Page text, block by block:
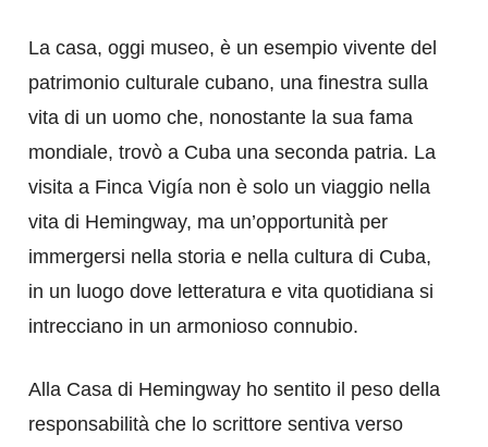
La casa, oggi museo, è un esempio vivente del
patrimonio culturale cubano, una finestra sulla
vita di un uomo che, nonostante la sua fama
mondiale, trovò a Cuba una seconda patria. La
visita a Finca Vigía non è solo un viaggio nella
vita di Hemingway, ma un’opportunità per
immergersi nella storia e nella cultura di Cuba,
in un luogo dove letteratura e vita quotidiana si
intrecciano in un armonioso connubio.
Alla Casa di Hemingway ho sentito il peso della
responsabilità che lo scrittore sentiva verso